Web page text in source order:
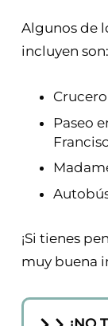
Algunos de
incluyen son:
Paseo
¡Si tienes
muy buena